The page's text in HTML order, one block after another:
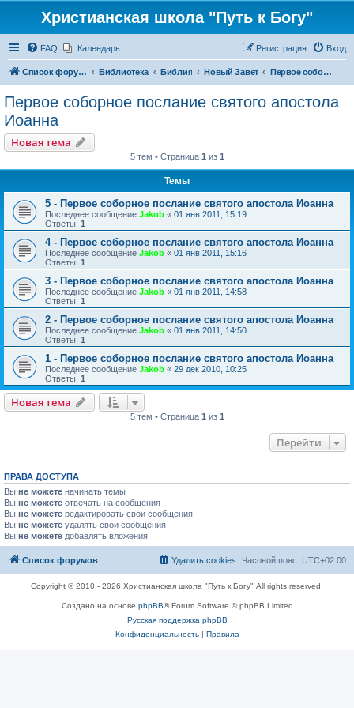
Христианская школа "Путь к Богу"
FAQ Календарь Вход
Регистрация
Список форумов Библиотека Библия Новый Завет Первое соборное послание святого апостола Иоанна
Первое соборное послание святого апостола
Иоанна
Новая тема
5 тем • Страница 1 из 1
Темы
5 - Первое соборное послание святого апостола Иоанна
Последнее сообщение Jakob « 01 янв 2011, 15:19
Ответы: 1
4 - Первое соборное послание святого апостола Иоанна
Последнее сообщение Jakob « 01 янв 2011, 15:16
Ответы: 1
3 - Первое соборное послание святого апостола Иоанна
Последнее сообщение Jakob « 01 янв 2011, 14:58
Ответы: 1
2 - Первое соборное послание святого апостола Иоанна
Последнее сообщение Jakob « 01 янв 2011, 14:50
Ответы: 1
1 - Первое соборное послание святого апостола Иоанна
Последнее сообщение Jakob « 29 дек 2010, 10:25
Ответы: 1
Новая тема
5 тем • Страница 1 из 1
Перейти
ПРАВА ДОСТУПА
Вы не можете начинать темы
Вы не можете отвечать на сообщения
Вы не можете редактировать свои сообщения
Вы не можете удалять свои сообщения
Вы не можете добавлять вложения
Список форумов Часовой пояс: UTC+02:00
Удалить cookies
Copyright © 2010 - 2026 Христианская школа "Путь к Богу" All rights reserved.
Создано на основе phpBB® Forum Software © phpBB Limited
Русская поддержка phpBB
Конфиденциальность| Правила